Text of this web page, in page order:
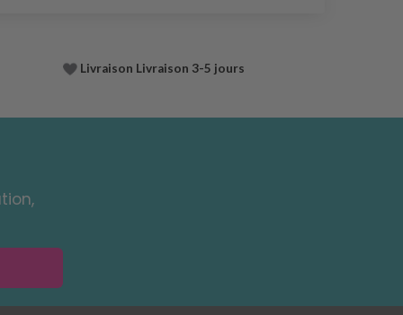
Livraison Livraison 3-5 jours